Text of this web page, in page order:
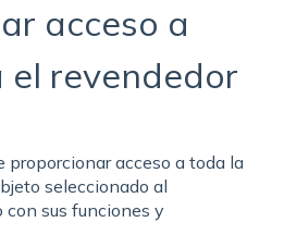
acceso a
revendedor
proporcionar acceso a toda la
seleccionado al
con sus funciones y